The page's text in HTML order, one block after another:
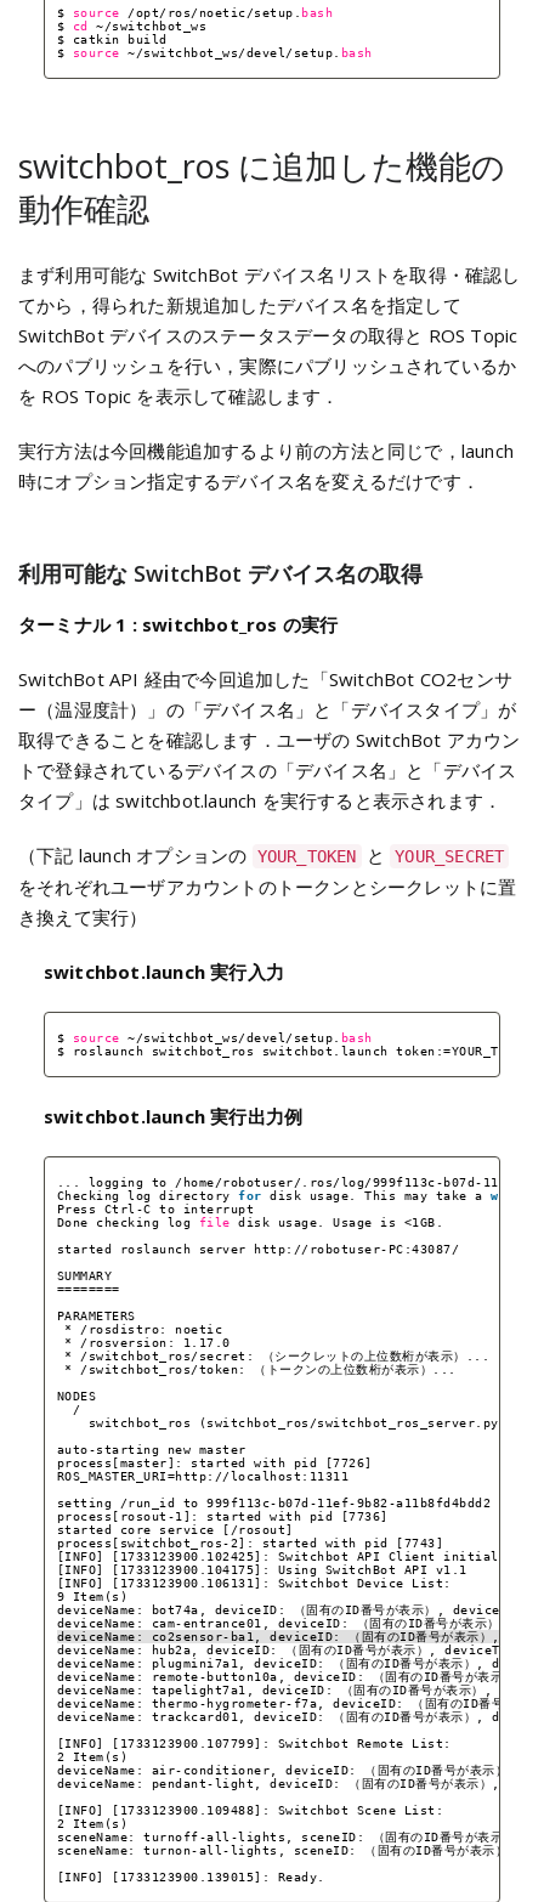
$ source /opt/ros/noetic/setup
bash
$
cd ~/switchbot_ws
$ catkin build
$
source ~/switchbot_ws/devel/setup bash
switchbot_ros に追加した機能の
動作確認
まず利用可能な SwitchBot デバイス名リストを取得・確認し
てから，得られた新規追加したデバイス名を指定して
SwitchBot デバイスのステータスデータの取得と ROS Topic
へのパブリッシュを行い，実際にパブリッシュされているか
を ROS Topic を表示して確認します．
実行方法は今回機能追加するより前の方法と同じで，launch
時にオプション指定するデバイス名を変えるだけです．
利用可能な SwitchBot デバイス名の取得
ターミナル 1 : switchbot_ros の実行
SwitchBot API 経由で今回追加した「SwitchBot CO2センサ
ー（温湿度計）」の「デバイス名」と「デバイスタイプ」が
取得できることを確認します．ユーザの SwitchBot アカウン
トで登録されているデバイスの「デバイス名」と「デバイス
タイプ」は switchbot.launch を実行すると表示されます．
（下記 launch オプションの YOUR_TOKEN と YOUR_SECRET
をそれぞれユーザアカウントのトークンとシークレットに置
き換えて実行）
switchbot.launch 実行入力
$ source ~/switchbot_ws/devel/setup
bash
$ roslaunch switchbot_ros switchbot.launch token:=YOUR_TOKEN
switchbot.launch 実行出力例
... logging to /home/robotuser/ .ros/log/999f113c-b07d-11ef-
Checking log directory for disk usage. This may take a while
Press Ctrl-C to interrupt
Done checking log
file
disk usage. Usage is <1GB.
started roslaunch server http: //robotuser-PC :43087/
SUMMARY
========
PARAMETERS
* /rosdistro: noetic
* /rosversion : 1.17.0
* /switchbot_ros/secret : （シークレットの上位数桁が表示）...
* /switchbot_ros/token: （トークンの上位数桁が表示）...
NODES
/
switchbot_ros (switchbot_ros /switchbot_ros_server.py)
auto-starting new master
process[master]: started with pid [7726]
ROS_MASTER_URI=http: //localhost :11311
setting
/run_id
to 999f113c-b07d-11ef-9b82-a11b8fd4bdd2
process[rosout-1]: started with pid [7736]
started core service [
/rosout
process[switchbot_ros-2]: started with pid [7743]
[INFO] [1733123900.102425]: Switchbot API Client initialized.
[INFO] [1733123900.104175]: Using SwitchBot API v1.1
[INFO] [1733123900.106131]: Switchbot Device List:
9 Item(s)
deviceName: bot74a, deviceID: （固有のID番号が表示）,
deviceName: cam-entrance01, deviceID: （固有のID番号が表示）,
deviceName: co2sensor-ba1, deviceID: （固有のID番号が表示）,
deviceName: hub2a, deviceID: （固有のID番号が表示）, deviceType:
deviceName: plugmini7a1, deviceID: （固有のID番号が表示）,
deviceName: remote-button10a, deviceID: （固有のID番号が表示）,
deviceName: tapelight7a1, deviceID: （固有のID番号が表示）,
deviceName: thermo-hygrometer-f7a, deviceID: （固有のID番号が表
deviceName: trackcard01, deviceID: （固有のID番号が表示）,
[INFO] [1733123900.107799]: Switchbot Remote List:
2 Item(s)
deviceName: air-conditioner, deviceID: （固有のID番号が表示）,
deviceName: pendant-light, deviceID: （固有のID番号が表示）,
[INFO] [1733123900.109488]: Switchbot Scene List:
2 Item(s)
sceneName: turnoff-all-lights, sceneID: （固有のID番号が表示）
sceneName: turnon-all-lights, sceneID: （固有のID番号が表示）
[INFO] [1733123900.139015]: Ready.